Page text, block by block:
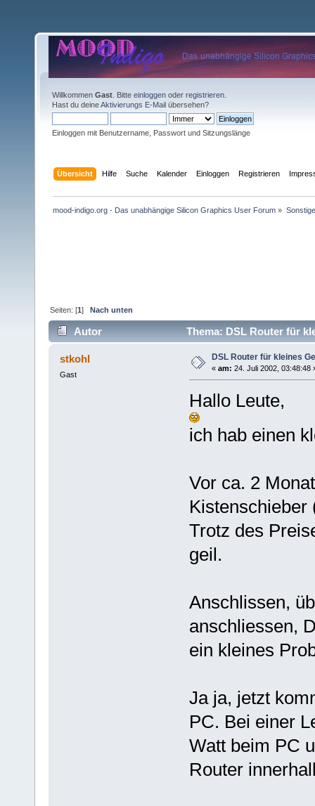
Willkommen Gast . Bitte einloggen oder registrieren
Hast du deineAktivierungs E-Mail übersehen?
Einloggen mit Benutzername, Passwort und Sitzungslänge
Übersicht Hilfe Suche Kalender Einloggen Registrieren
mood-indigo.org - Das unabhängige Silicon Graphics User Forum »
Seiten: [1]Nach unten
Autor Thema: DSL Router für
stkohl
Gast
DSL Router für kleines
« am: 24. Juli 2002, 03:48:48
Hallo Leute,
ich hab einen
Vor ca. 2
Kistenschieber
Trotz des
geil.
Anschlissen,
anschliessen,
ein kleines
Ja ja, jetzt
PC. Bei einer
Watt beim PC
Router